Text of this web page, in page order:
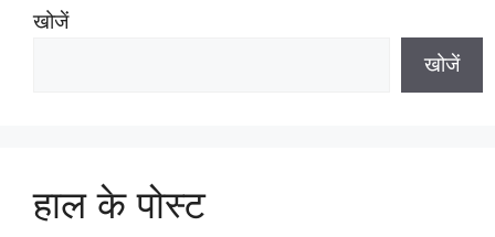
s
खोजें
खोजें
हाल के पोस्ट